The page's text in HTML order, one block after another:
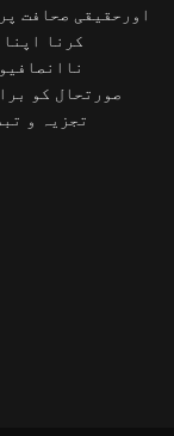
اورحقیقی صحافت
کرنا
صورتحال کو
تجزیہ و